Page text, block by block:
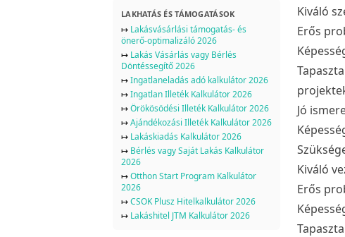
Kiváló
Erős
Jó
Kiváló
Erős
LAKHATÁS ÉS TÁMOGATÁSOK
↦ Lakásvásárlási támogatás- és
önerő-optimalizáló 2026
↦ Lakás Vásárlás vagy Bérlés
Döntéssegítő 2026
↦Ingatlaneladás adó kalkulátor 2026
↦Ingatlan Illeték Kalkulátor 2026
↦Örökösödési Illeték Kalkulátor 2026
↦Ajándékozási Illeték Kalkulátor 2026
↦ Lakáskiadás Kalkulátor 2026
↦ Bérlés vagy Saját Lakás Kalkulátor
2026
↦Otthon Start Program Kalkulátor
2026
↦CSOK Plusz Hitelkalkulátor 2026
↦ Lakáshitel JTM Kalkulátor 2026